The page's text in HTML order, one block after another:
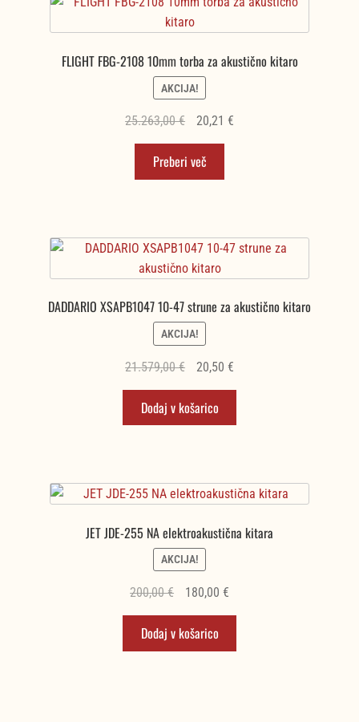
FLIGHT FBG-2108 10mm torba za akustično kitaro
AKCIJA!
25.263,00€
Izvirna
cena
je
bila:
20,21 €Trenutna
Preberi več
DADDARIO XSAPB1047 10-47 strune za akustično kitaro
AKCIJA!
21.579,00€
Izvirna
je
bila:
20,50 €Trenutna
20,50 €.
Dodaj v košarico
JET JDE-255 NA elektroakustična kitara
AKCIJA!
200,00€
Izvirna
cena
je
bila:
180,00 €Trenutna
cena
180,00 €.
Dodaj v košarico